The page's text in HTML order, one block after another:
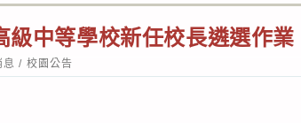
中等學校新任校長遴選作業
息 / 校園公告